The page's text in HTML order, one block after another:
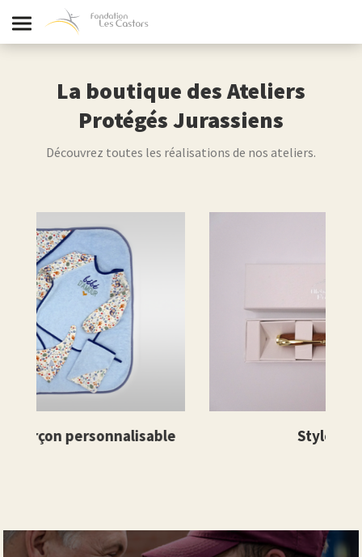
La boutique des Ateliers
Protégés Jurassiens
Découvrez toutes les réalisations de nos ateliers.
Stylo en bois